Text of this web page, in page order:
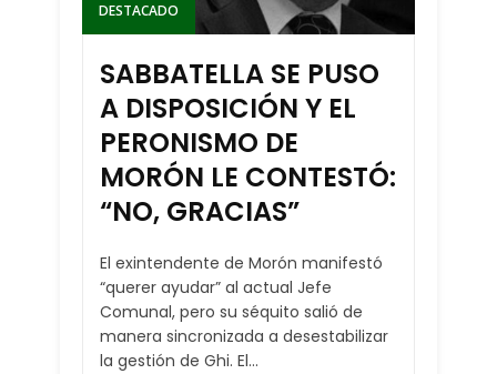
DESTACADO
SABBATELLA SE PUSO
A DISPOSICIÓN Y EL
PERONISMO DE
MORÓN LE CONTESTÓ:
“NO, GRACIAS”
El exintendente de Morón manifestó
“querer ayudar” al actual Jefe
Comunal, pero su séquito salió de
manera sincronizada a desestabilizar
la gestión de Ghi. El...